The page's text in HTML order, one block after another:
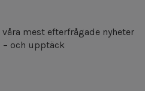
mest efterfrågade nyheter
– och upptäck